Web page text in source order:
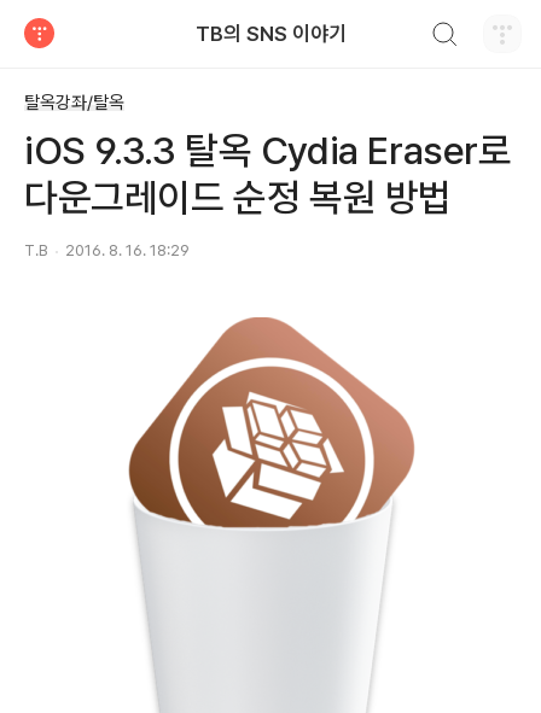
TB의 SNS 이야기
탈옥강좌/탈옥
iOS 9.3.3 탈옥 Cydia Eraser로
다운그레이드 순정 복원 방법
T.B 2016. 8. 16. 18:29